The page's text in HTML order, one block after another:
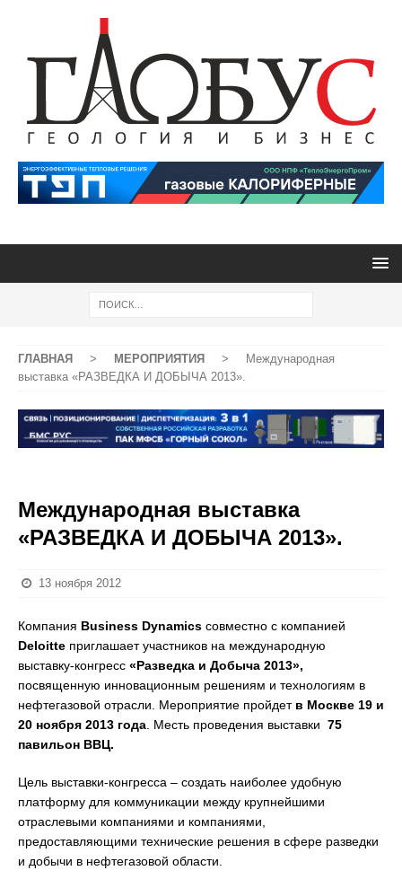
ГЛАВНАЯ > МЕРОПРИЯТИЯ >
Международная
выставка «РАЗВЕДКА И ДОБЫЧА 2013».
Международная выставка
«РАЗВЕДКА И ДОБЫЧА 2013».
13 ноября 2012
Компания Business Dynamics совместно с компанией
Deloitte приглашает участников на международную
выставку-конгресс «Разведка и Добыча 2013»,
посвященную инновационным решениям и технологиям в
нефтегазовой отрасли. Мероприятие пройдет в Москве 19 и
20 ноября 2013 года . Месть проведения выставки 75
павильон ВВЦ.
Цель выставки-конгресса – создать наиболее удобную
платформу для коммуникации между крупнейшими
отраслевыми компаниями и компаниями,
предоставляющими технические решения в сфере разведки
и добычи в нефтегазовой области.